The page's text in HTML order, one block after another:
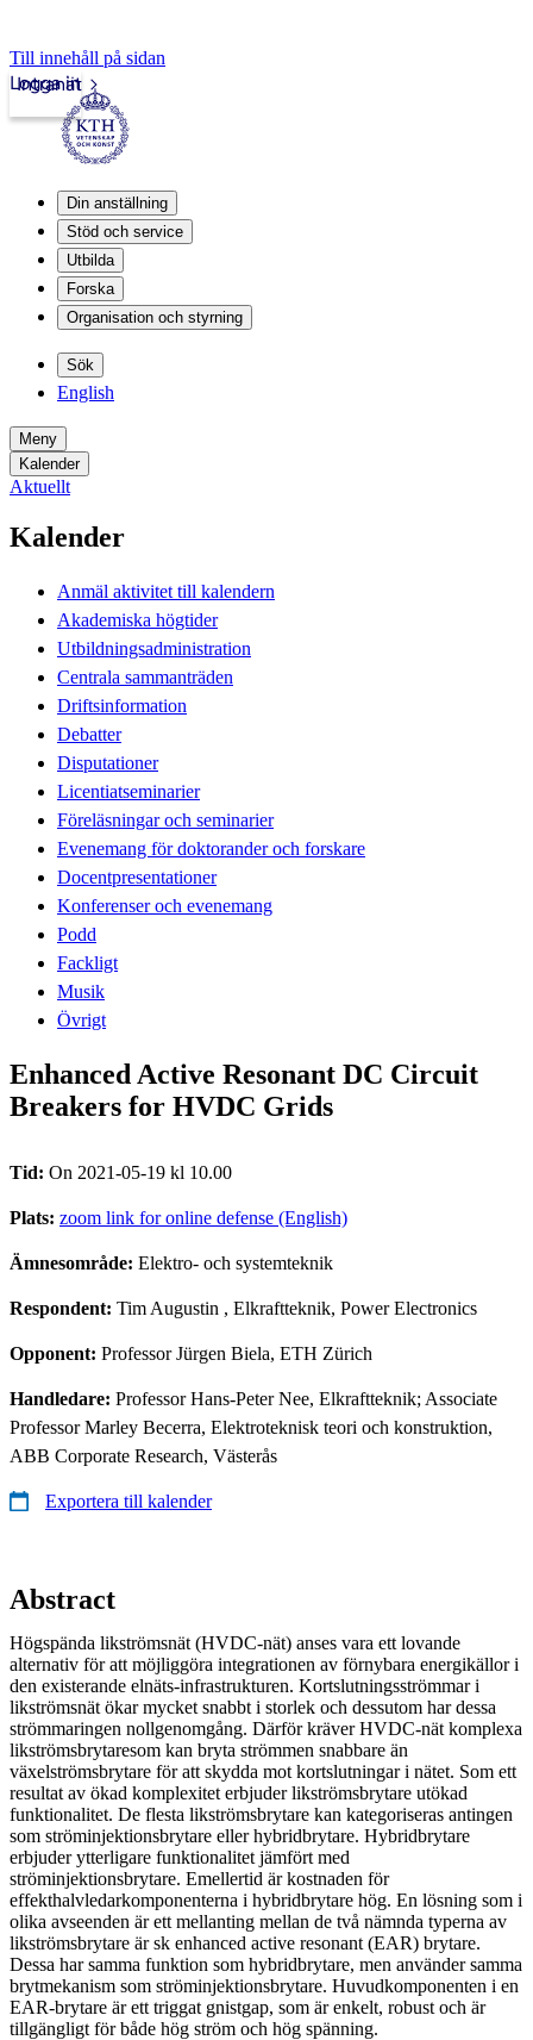
Till innehåll på sidan
Intranät
Logga in
Din anställning
Stöd och service
Utbilda
Forska
Organisation och styrning
Sök
English
Meny
Kalender
Aktuellt
Kalender
Anmäl aktivitet till kalendern
Akademiska högtider
Utbildningsadministration
Centrala sammanträden
Driftsinformation
Debatter
Disputationer
Licentiatseminarier
Föreläsningar och seminarier
Evenemang för doktorander och forskare
Docentpresentationer
Konferenser och evenemang
Podd
Fackligt
Musik
Övrigt
Enhanced Active Resonant DC Circuit
Breakers for HVDC Grids
Tid: On 2021-05-19 kl 10.00
Plats: zoom link for online defense (English)
Ämnesområde: Elektro- och systemteknik
Respondent: Tim Augustin , Elkraftteknik, Power Electronics
Opponent: Professor Jürgen Biela, ETH Zürich
Handledare: Professor Hans-Peter Nee, Elkraftteknik; Associate
Professor Marley Becerra, Elektroteknisk teori och konstruktion,
ABB Corporate Research, Västerås
Exportera till kalender
Abstract
Högspända likströmsnät (HVDC-nät) anses vara ett lovande
alternativ för att möjliggöra integrationen av förnybara energikällor i
den existerande elnäts-infrastrukturen. Kortslutningsströmmar i
likströmsnät ökar mycket snabbt i storlek och dessutom har dessa
strömmaringen nollgenomgång. Därför kräver HVDC-nät komplexa
likströmsbrytaresom kan bryta strömmen snabbare än
växelströmsbrytare för att skydda mot kortslutningar i nätet. Som ett
resultat av ökad komplexitet erbjuder likströmsbrytare utökad
funktionalitet. De flesta likströmsbrytare kan kategoriseras antingen
som ströminjektionsbrytare eller hybridbrytare. Hybridbrytare
erbjuder ytterligare funktionalitet jämfört med
ströminjektionsbrytare. Emellertid är kostnaden för
effekthalvledarkomponenterna i hybridbrytare hög. En lösning som i
olika avseenden är ett mellanting mellan de två nämnda typerna av
likströmsbrytare är sk enhanced active resonant (EAR) brytare.
Dessa har samma funktion som hybridbrytare, men använder samma
brytmekanism som ströminjektionsbrytare. Huvudkomponenten i en
EAR-brytare är ett triggat gnistgap, som är enkelt, robust och är
tillgängligt för både hög ström och hög spänning.